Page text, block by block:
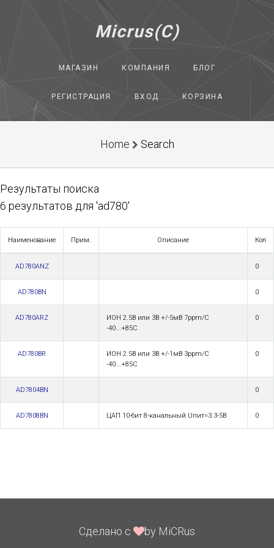
Micrus(C)
МАГАЗИН КОМПАНИЯ БЛОГ
РЕГИСТРАЦИЯ ВХОД КОРЗИНА
Home Search
Результаты поиска
6 результатов для 'ad780'
Наименование Прим. Описание Кол
AD780ANZ 0
AD780BN 0
AD780ARZ
ИОН 2.5В или 3В +/-5мВ 7ppm/C
-40...+85C
0
AD780BR
ИОН 2.5В или 3В +/-1мВ 3ppm/C
-40...+85С
0
AD7804BN 0
AD7808BN ЦАП 10-бит 8-канальный Uпит=3.3-5В 0
Сделано с by MiCRus